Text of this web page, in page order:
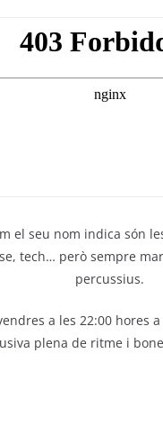
el seu nom indica són
tech… però sempre
percussius.
a les 22:00 hores
plena de ritme i